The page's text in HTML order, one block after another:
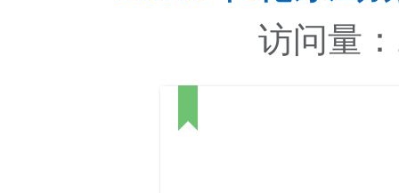
访问量：